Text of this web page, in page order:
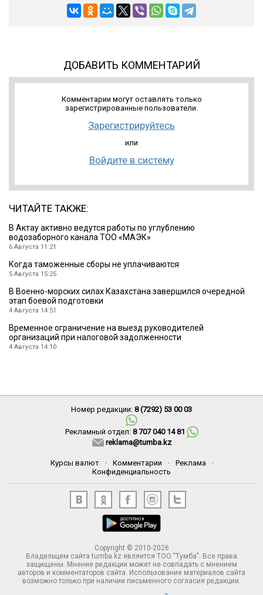
ДОБАВИТЬ КОММЕНТАРИЙ
Комментарии могут оставлять только
зарегистрированные пользователи.
Зарегистрируйтесь
или
Войдите в систему
ЧИТАЙТЕ ТАКЖЕ:
В Актау активно ведутся работы по углублению
водозаборного канала ТОО «МАЭК»
6 Августа 11:21
Когда таможенные сборы не уплачиваются
5 Августа 15:25
В Военно-морских силах Казахстана завершился очередной
этап боевой подготовки
4 Августа 14:51
Временное ограничение на выезд руководителей
организаций при налоговой задолженности
4 Августа 14:10
Номер редакции: 8 (7292) 53 00 03
Рекламный отдел: 8 707 040 14 81
reklama@tumba.kz
Курсы валют · Комментарии · Реклама
·
Конфиденциальность
Copyright © 2010-2026
Владельцем сайта tumba.kz является ТОО "Тумба". Все права
защищены. Мнение редакции может не совпадать с мнением
авторов и комментаторов сайта. Использование материалов сайта
возможно только при наличии письменного согласия редакции.